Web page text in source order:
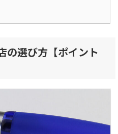
の選び方【ポイント